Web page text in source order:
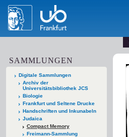
SAMMLUNGEN
Digitale Sammlungen
Archiv der
Universitätsbibliothek JCS
Biologie
Frankfurt und Seltene Drucke
Handschriften und Inkunabeln
Judaica
Compact Memory
Freimann-Sammlung